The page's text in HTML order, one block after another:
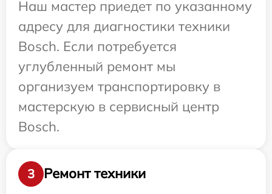
Наш мастер приедет по указанному
адресу для диагностики техники
Bosch. Если потребуется
углубленный ремонт мы
организуем транспортировку в
мастерскую в сервисный центр
Bosch.
3
Ремонт техники